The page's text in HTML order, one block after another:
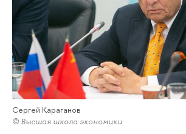
Сергей Караганов
© Высшая школа экономики